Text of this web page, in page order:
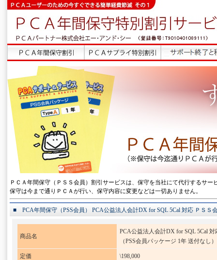
ＰＣＡ年間保守（ＰＳＳ会員）割引サービスは、保守を当社にて代行するサー
保守は今まで通りＰＣＡが行い、保守内容に変更などは一切ありません。
■ PCA年間保守（PSS会員） PCA公益法人会計DX for SQL 5Cal 対応 ＰＳＳ
商品名
PCA公益法人会計DX for SQL 5Cal 対
（PSS会員パッケージ 1年 送付なし）
定価 \198,000